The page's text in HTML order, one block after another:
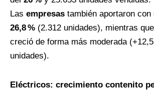
Las empresas también aportaron con
26,8% (2.312 unidades), mientras que
creció de forma más moderada
unidades).
Eléctricos: crecimiento contenito